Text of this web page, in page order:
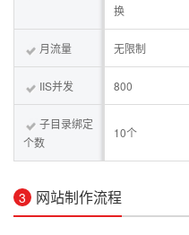
换
月流量 无限制
IIS并发 800
子目录绑定
个数
10个
3 网站制作流程